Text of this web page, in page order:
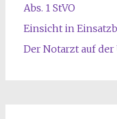
Abs. 1 StVO
Einsicht in
Der Notarzt auf